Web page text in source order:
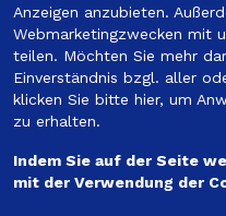
Anmelden
Folgen Sie uns
Anzeigen anzubieten.
Webmarketingzwecken mit
teilen. Möchten Sie mehr
Einverständnis bzgl. aller
klicken Sie bitte hier, um
zu erhalten.
Indem Sie auf der Seite
mit der Verwendung der